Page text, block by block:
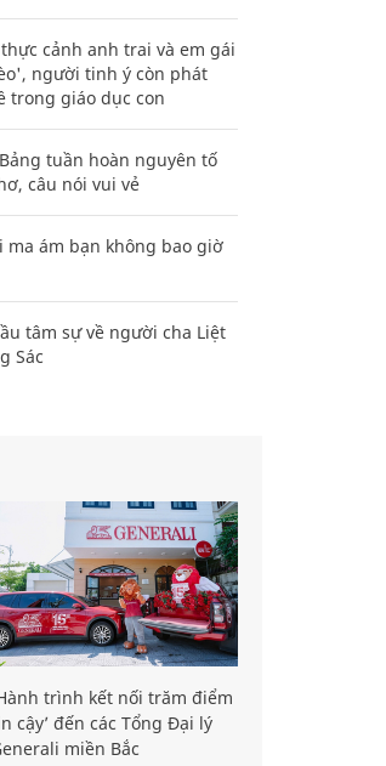
cảnh anh trai và em gái
người tinh ý còn phát
trong giáo dục con
tuần hoàn nguyên tố
câu nói vui vẻ
ma ám bạn không bao giờ
tâm sự về người cha Liệt
Sác
trình kết nối trăm điểm
cậy’ đến các Tổng Đại lý
miền Bắc